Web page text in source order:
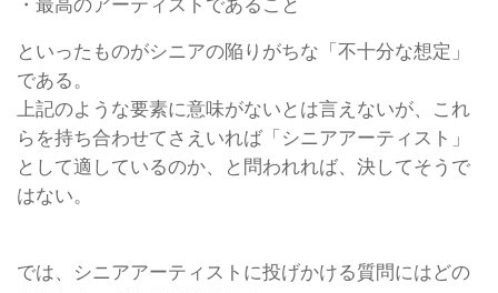
といったものがシニアの陥りがちな「不十分な想定」
である。
上記のような要素に意味がないとは言えないが、これ
らを持ち合わせてさえいれば「シニアアーティスト」
として適しているのか、と問われれば、決してそうで
はない。
では、シニアアーティストに投げかける質問にはどの